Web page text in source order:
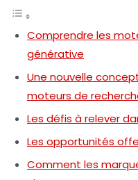
Comprendre les
générative
Une nouvelle
moteurs de
Les défis à relever
Les opportunités
Comment les